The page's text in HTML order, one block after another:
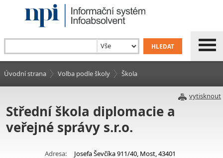
Úvodní strana Volba podle školy Škola
vytisknout
Střední škola diplomacie a
veřejné správy s.r.o.
Adresa:
Josefa Ševčíka 911/40, Most, 43401